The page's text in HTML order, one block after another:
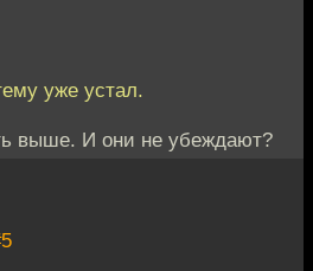
уже устал.
выше. И они не убеждают?